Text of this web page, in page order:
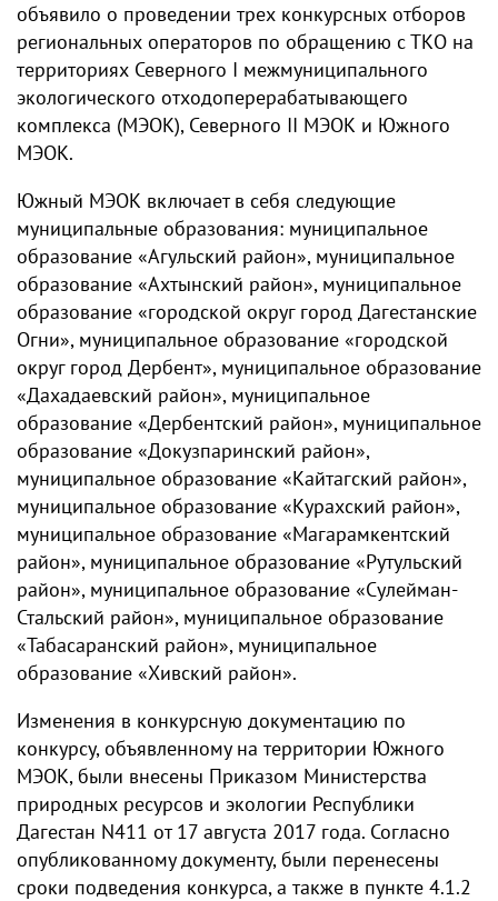
объявило о проведении трех конкурсных отборов
региональных операторов по обращению с ТКО на
территориях Северного I межмуниципального
экологического отходоперерабатывающего
комплекса (МЭОК), Северного II МЭОК и Южного
МЭОК.
Южный МЭОК включает в себя следующие
муниципальные образования: муниципальное
образование «Агульский район», муниципальное
образование «Ахтынский район», муниципальное
образование «городской округ город Дагестанские
Огни», муниципальное образование «городской
округ город Дербент», муниципальное образование
«Дахадаевский район», муниципальное
образование «Дербентский район», муниципальное
образование «Докузпаринский район»,
муниципальное образование «Кайтагский район»,
муниципальное образование «Курахский район»,
муниципальное образование «Магарамкентский
район», муниципальное образование «Рутульский
район», муниципальное образование «Сулейман-
Стальский район», муниципальное образование
«Табасаранский район», муниципальное
образование «Хивский район».
Изменения в конкурсную документацию по
конкурсу, объявленному на территории Южного
МЭОК, были внесены Приказом Министерства
природных ресурсов и экологии Республики
Дагестан N411 от 17 августа 2017 года. Согласно
опубликованному документу, были перенесены
сроки подведения конкурса, а также в пункте 4.1.2